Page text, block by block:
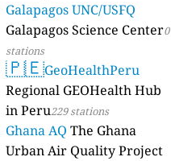
Galapagos UNC/USFQ
Galapagos Science Center0
stations
🇵🇪GeoHealthPeru
Regional GEOHealth Hub
in Peru229 stations
Ghana AQ The Ghana
Urban Air Quality Project